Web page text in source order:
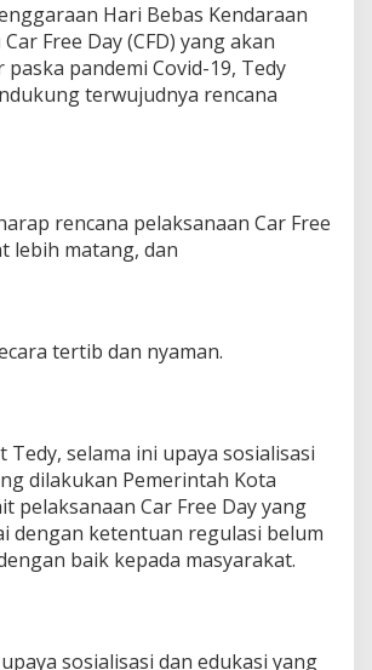
Hari Bebas Kendaraan
Free Day (CFD) yang akan
pandemi Covid-19, Tedy
terwujudnya rencana
rencana pelaksanaan Car Free
lebih matang, dan
tertib dan nyaman.
Tedy, selama ini upaya sosialisasi
dilakukan Pemerintah Kota
pelaksanaan Car Free Day yang
dengan ketentuan regulasi belum
baik kepada masyarakat.
sosialisasi dan edukasi yang